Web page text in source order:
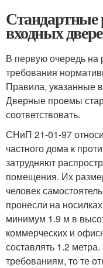
Стандартные
входных
В первую очередь на
требования
Правила, указанные
Дверные проемы
соответствовать.
СНиП 21-01-97
частного дома к
затрудняют
помещения. Их
человек
пронесли на
минимум 1.9 м в
коммерческих и
составлять 1.2
требованиям, то те